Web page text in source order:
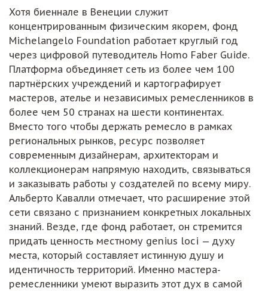
Хотя биеннале в Венеции служит
концентрированным физическим якорем, фонд
Michelangelo Foundation работает круглый год
через цифровой путеводитель Homo Faber Guide.
Платформа объединяет сеть из более чем 100
партнёрских учреждений и картографирует
мастеров, ателье и независимых ремесленников в
более чем 50 странах на шести континентах.
Вместо того чтобы держать ремесло в рамках
региональных рынков, ресурс позволяет
современным дизайнерам, архитекторам и
коллекционерам напрямую находить, связываться
и заказывать работы у создателей по всему миру.
Альберто Кавалли отмечает, что расширение этой
сети связано с признанием конкретных локальных
знаний. Везде, где фонд работает, он стремится
придать ценность местному genius loci — духу
места, который составляет истинную душу и
идентичность территорий. Именно мастера-
ремесленники умеют выразить этот дух в самой